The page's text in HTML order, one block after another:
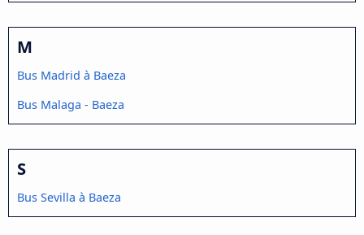
M
Bus Madrid à Baeza
Bus Malaga - Baeza
S
Bus Sevilla à Baeza